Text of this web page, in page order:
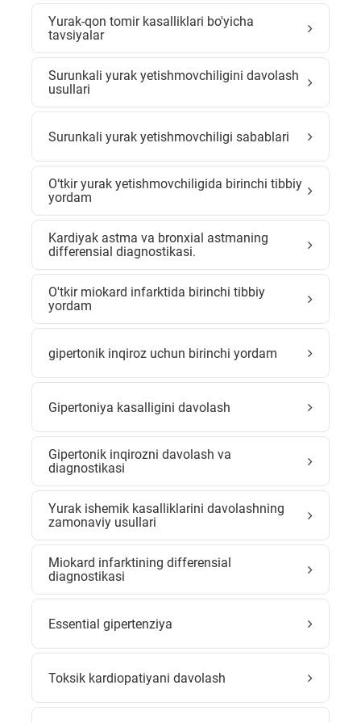
Yurak-qon tomir kasalliklari bo'yicha
tavsiyalar
Surunkali yurak yetishmovchiligini davolash
usullari
Surunkali yurak yetishmovchiligi sabablari
O‘tkir yurak yetishmovchiligida birinchi tibbiy
yordam
Kardiyak astma va bronxial astmaning
differensial diagnostikasi.
O'tkir miokard infarktida birinchi tibbiy
yordam
gipertonik inqiroz uchun birinchi yordam
Gipertoniya kasalligini davolash
Gipertonik inqirozni davolash va
diagnostikasi
Yurak ishemik kasalliklarini davolashning
zamonaviy usullari
Miokard infarktining differensial
diagnostikasi
Essential gipertenziya
Toksik kardiopatiyani davolash